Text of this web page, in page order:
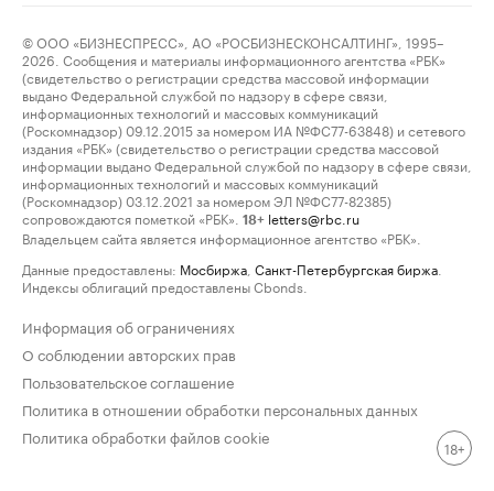
© ООО «БИЗНЕСПРЕСС», АО «РОСБИЗНЕСКОНСАЛТИНГ», 1995–
2026. Сообщения и материалы информационного агентства «РБК»
(свидетельство о регистрации средства массовой информации
выдано Федеральной службой по надзору в сфере связи,
информационных технологий и массовых коммуникаций
(Роскомнадзор) 09.12.2015 за номером ИА №ФС77-63848) и сетевого
издания «РБК» (свидетельство о регистрации средства массовой
информации выдано Федеральной службой по надзору в сфере связи,
информационных технологий и массовых коммуникаций
(Роскомнадзор) 03.12.2021 за номером ЭЛ №ФС77-82385)
сопровождаются пометкой «РБК».
18+ letters@rbc.ru
Владельцем сайта является информационное агентство «РБК».
Данные предоставлены: Мосбиржа Санкт-Петербургская биржа
Индексы облигаций предоставлены Cbonds.
Информация об ограничениях
О соблюдении авторских прав
Пользовательское соглашение
Политика в отношении обработки персональных данных
Политика обработки файлов cookie
18+